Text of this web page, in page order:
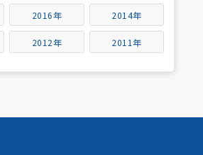
2016年 2014年
2012年 2011年